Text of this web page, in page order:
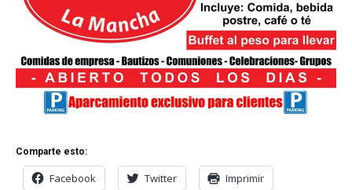
Comparte esto:
Facebook Twitter Imprimir